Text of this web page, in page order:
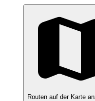
Routen auf der Karte